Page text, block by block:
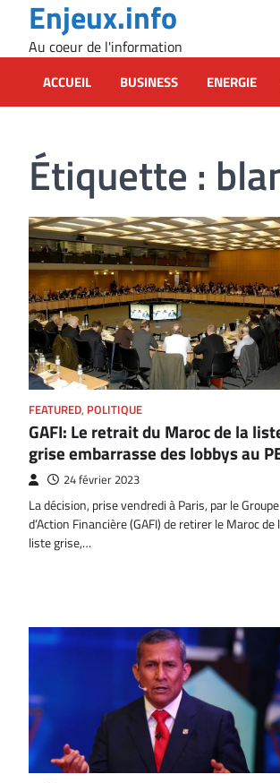
content
Enjeux.info
Au coeur de l'information
ACCUEIL BUSINESS ENERGIE
Étiquette :
FEATURED, POLITIQUE
GAFI: Le retrait du Maroc de la
grise embarrasse des lobbys au
24 février 2023
La décision, prise vendredi à Paris, par le Groupe
d’Action Financière (GAFI) de retirer le Maroc de
liste grise,…